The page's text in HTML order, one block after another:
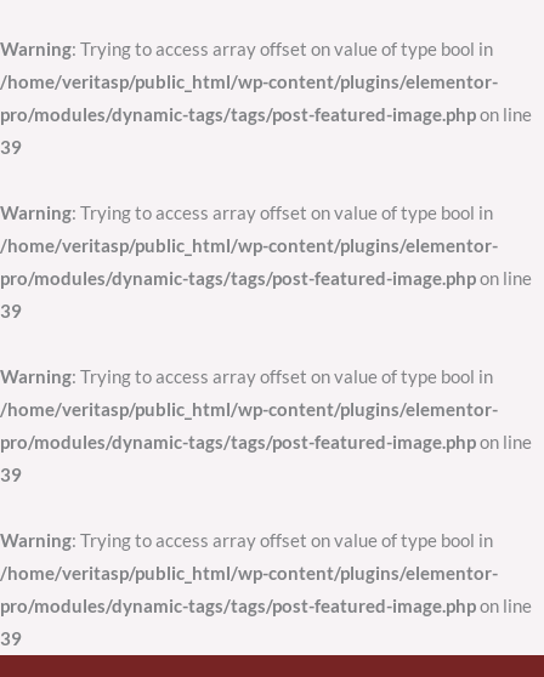
Warning: Trying to access array offset on value of type bool in
/home/veritasp/public_html/wp-content/plugins/elementor-
pro/modules/dynamic-tags/tags/post-featured-image.phpon line
39
Warning: Trying to access array offset on value of type bool in
/home/veritasp/public_html/wp-content/plugins/elementor-
pro/modules/dynamic-tags/tags/post-featured-image.phpon line
39
Warning: Trying to access array offset on value of type bool in
/home/veritasp/public_html/wp-content/plugins/elementor-
pro/modules/dynamic-tags/tags/post-featured-image.phpon line
39
Warning: Trying to access array offset on value of type bool in
/home/veritasp/public_html/wp-content/plugins/elementor-
pro/modules/dynamic-tags/tags/post-featured-image.phpon line
39
to
content